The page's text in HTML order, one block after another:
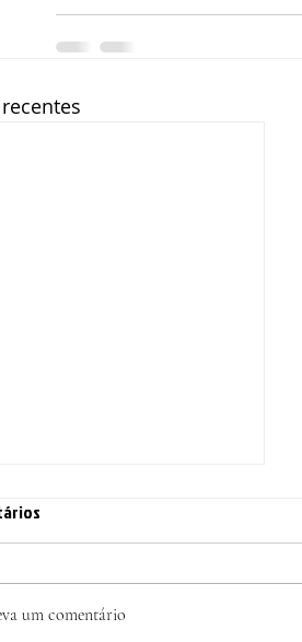
um comentário